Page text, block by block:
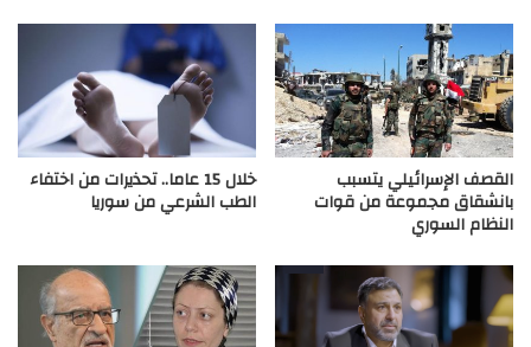
القصف الإسرائيلي يتسبب
بانشقاق مجموعة من قوات
النظام السوري
خلال 15 عاما.. تحذيرات من اختفاء
الطب الشرعي من سوريا